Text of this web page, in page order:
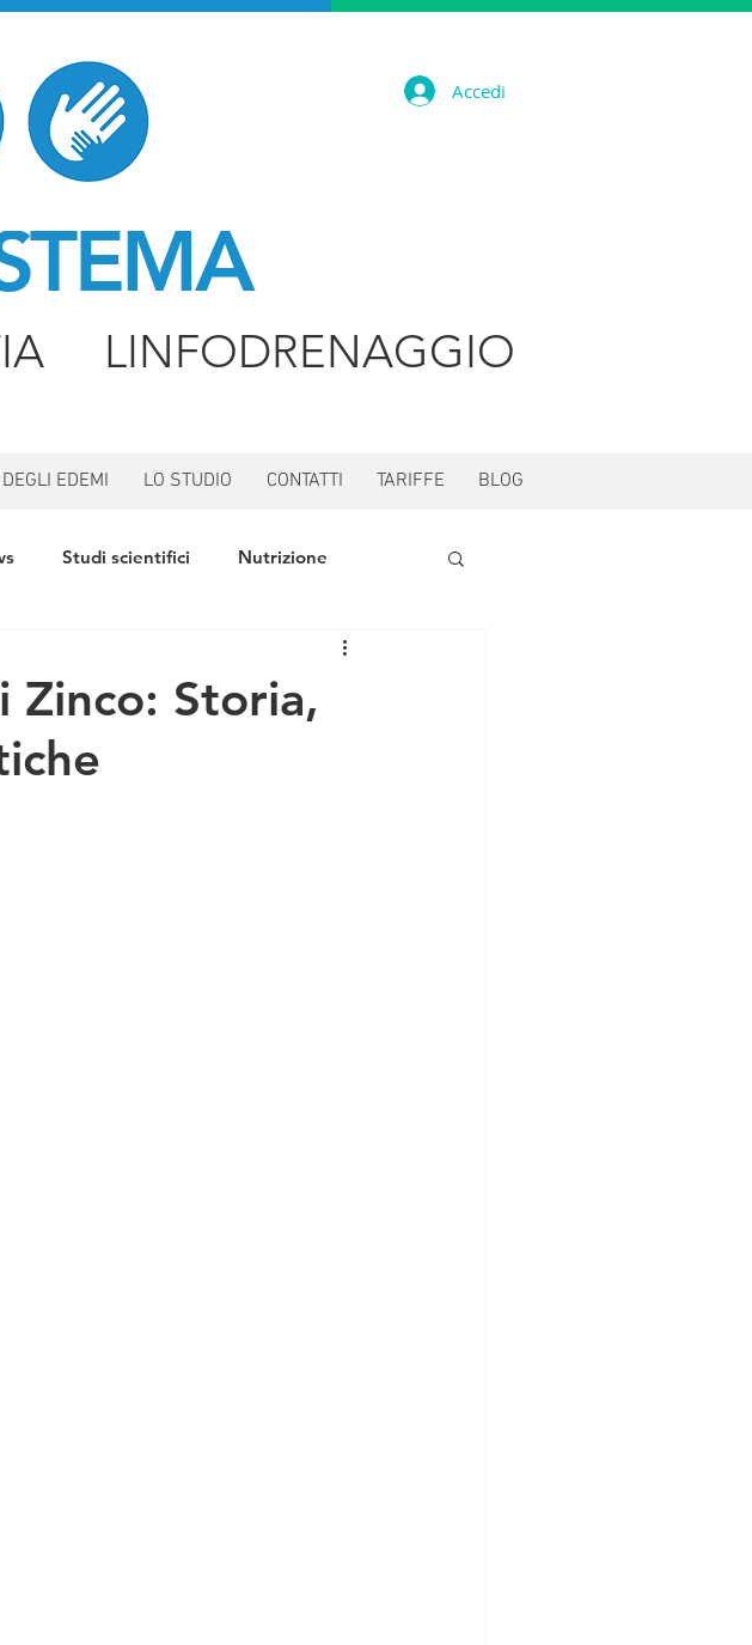
LINFODRENAGGIO
Accedi
EDEMI LO STUDIO CONTATTI TARIFFE BLOG
Studi scientifici Nutrizione
Zinco: Storia,